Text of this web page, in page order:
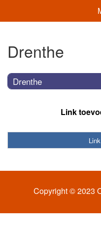
Drenthe
Drenthe
Link
Copyright © 2023